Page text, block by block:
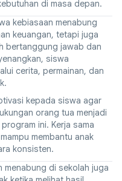
di masa depan.
kebiasaan menabung
keuangan, tetapi juga
bertanggung jawab dan
siswa
cerita, permainan, dan
kepada siswa agar
orang tua menjadi
ini. Kerja sama
membantu anak
konsisten.
menabung di sekolah juga